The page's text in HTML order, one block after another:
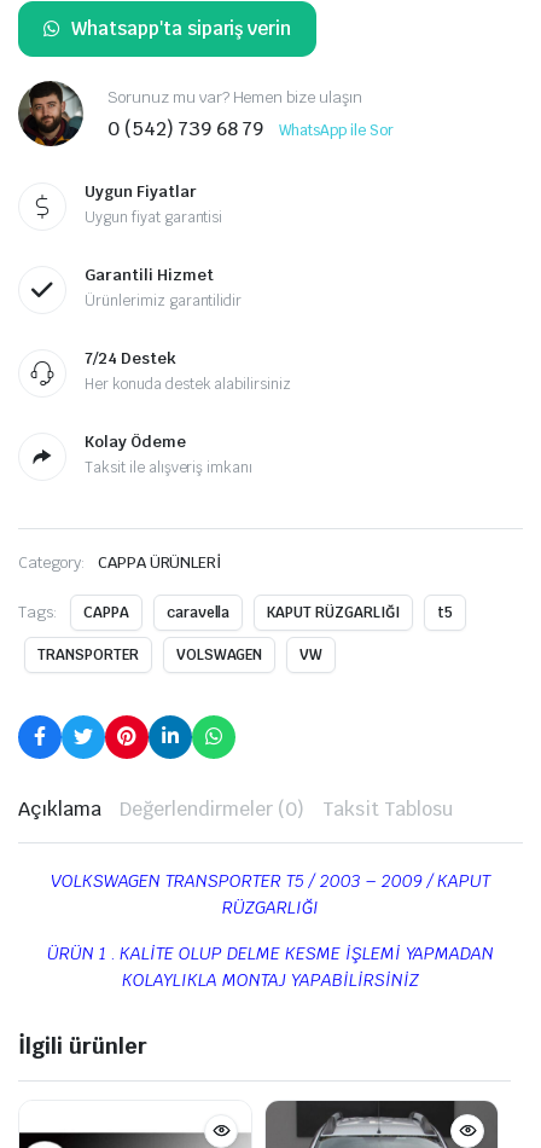
Whatsapp'ta sipariş verin
Sorunuz mu var? Hemen bize ulaşın
0 (542) 739 68 79 WhatsApp ile Sor
Uygun Fiyatlar
Uygun fiyat garantisi
Garantili Hizmet
Ürünlerimiz garantilidir
7/24 Destek
Her konuda destek alabilirsiniz
Kolay Ödeme
Taksit ile alışveriş imkanı
Category: CAPPA ÜRÜNLERİ
Tags: CAPPA caravella KAPUT RÜZGARLIĞI t5
TRANSPORTER VOLSWAGEN VW
Açıklama Değerlendirmeler (0) Taksit Tablosu
VOLKSWAGEN TRANSPORTER T5 / 2003 – 2009 / KAPUT
RÜZGARLIĞI
ÜRÜN 1 . KALİTE OLUP DELME KESME İŞLEMİ YAPMADAN
KOLAYLIKLA MONTAJ YAPABİLİRSİNİZ
İlgili ürünler